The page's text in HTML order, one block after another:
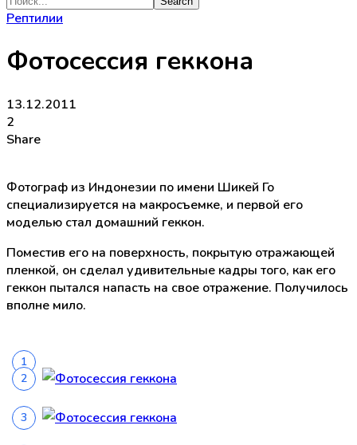
Рептилии
Фотосессия геккона
13.12.2011
2
Share
Фотограф из Индонезии по имени Шикей Го
специализируется на макросъемке, и первой его
моделью стал домашний геккон.
Поместив его на поверхность, покрытую отражающей
пленкой, он сделал удивительные кадры того, как его
геккон пытался напасть на свое отражение. Получилось
вполне мило.